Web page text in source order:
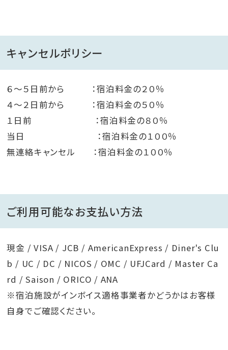
キャンセルポリシー
６～５日前から ：宿泊料金の２０％
４～２日前から ：宿泊料金の５０％
１日前 ：宿泊料金の８０％
当日 ：宿泊料金の１００％
無連絡キャンセル ：宿泊料金の１００％
ご利用可能なお支払い方法
現金 / VISA / JCB / AmericanExpress / Diner's Clu
b / UC / DC / NICOS / OMC / UFJCard / Master Ca
rd / Saison / ORICO / ANA
※宿泊施設がインボイス適格事業者かどうかはお客様
自身でご確認ください。